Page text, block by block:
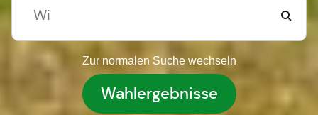
Zur normalen Suche wechseln
Wahlergebnisse